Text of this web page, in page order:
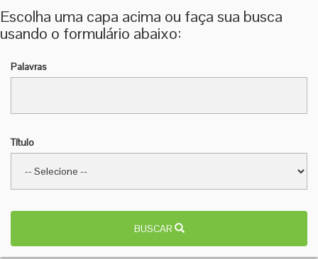
Escolha uma capa acima ou faça sua busca
usando o formulário abaixo:
Palavras
Título
BUSCAR